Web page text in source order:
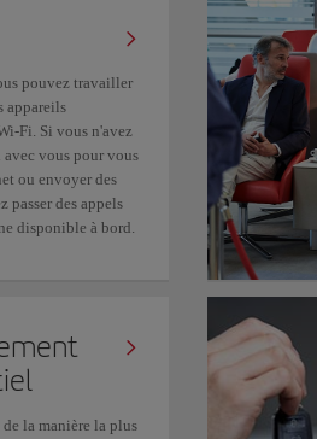
pouvez travailler
appareils
Fi. Si vous n'avez
vous pour vous
ou envoyer des
passer des appels
disponible à bord.
la manière la plus